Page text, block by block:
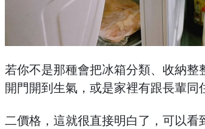
若你不是那種會把冰箱分類、收納
開門開到生氣，或是家裡有跟長輩同
二價格，這就很直接明白了，可以看